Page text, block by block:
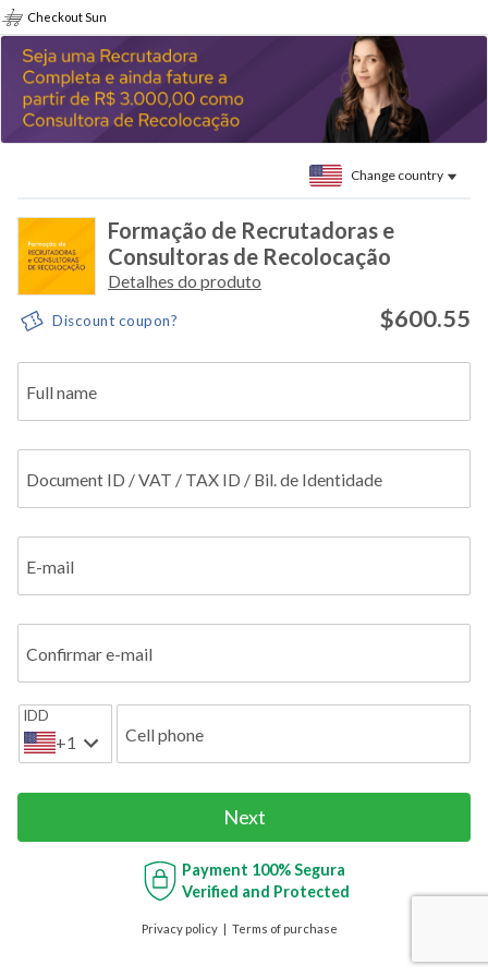
Checkout Sun
Change country
Formação de Recrutadoras e
Consultoras de Recolocação
Detalhes do produto
Discount coupon? $600.55
Full name
Document ID / VAT / TAX ID / Bil. de Identidade
E-mail
Confirmar e-mail
IDD
+1 Cell phone
Next
Payment 100% Segura
Verified and Protected
Privacy policy Terms of purchase